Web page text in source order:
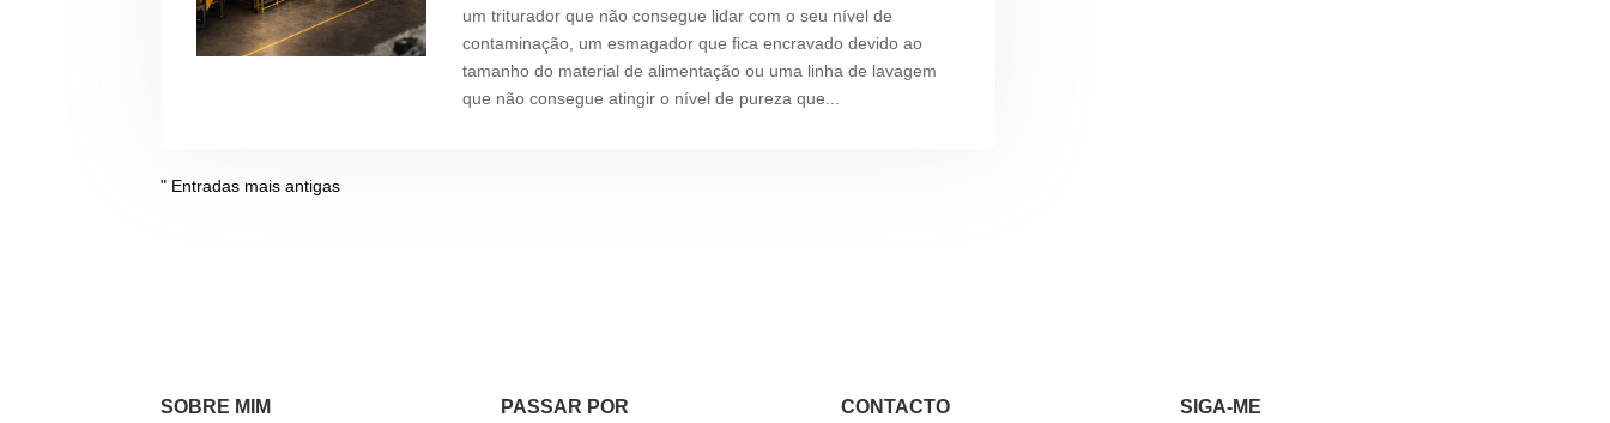
um triturador que não consegue lidar com o seu nível de
contaminação, um esmagador que fica encravado devido ao
tamanho do material de alimentação ou uma linha de lavagem
que não consegue atingir o nível de pureza que...
" Entradas mais antigas
SOBRE MIM PASSAR POR CONTACTO SIGA-ME